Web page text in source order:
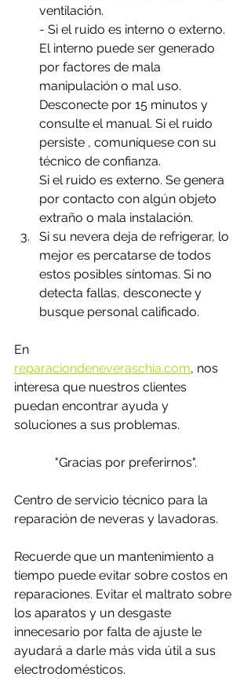
ventilación.
- Si el ruido es interno o externo.
El interno puede ser generado
por factores de mala
manipulación o mal uso.
Desconecte por 15 minutos y
consulte el manual. Si el ruido
persiste , comuníquese con su
técnico de confianza.
Si el ruido es externo. Se genera
por contacto con algún objeto
extraño o mala instalación.
Si su nevera deja de refrigerar, lo
mejor es percatarse de todos
estos posibles síntomas. Si no
detecta fallas, desconecte y
busque personal calificado.
En
reparaciondeneveraschia.com, nos
interesa que nuestros clientes
puedan encontrar ayuda y
soluciones a sus problemas.
"Gracias por preferirnos".
Centro de servicio técnico para la
reparación de neveras y lavadoras.
Recuerde que un mantenimiento a
tiempo puede evitar sobre costos en
reparaciones. Evitar el maltrato sobre
los aparatos y un desgaste
innecesario por falta de ajuste le
ayudará a darle más vida útil a sus
electrodomésticos.